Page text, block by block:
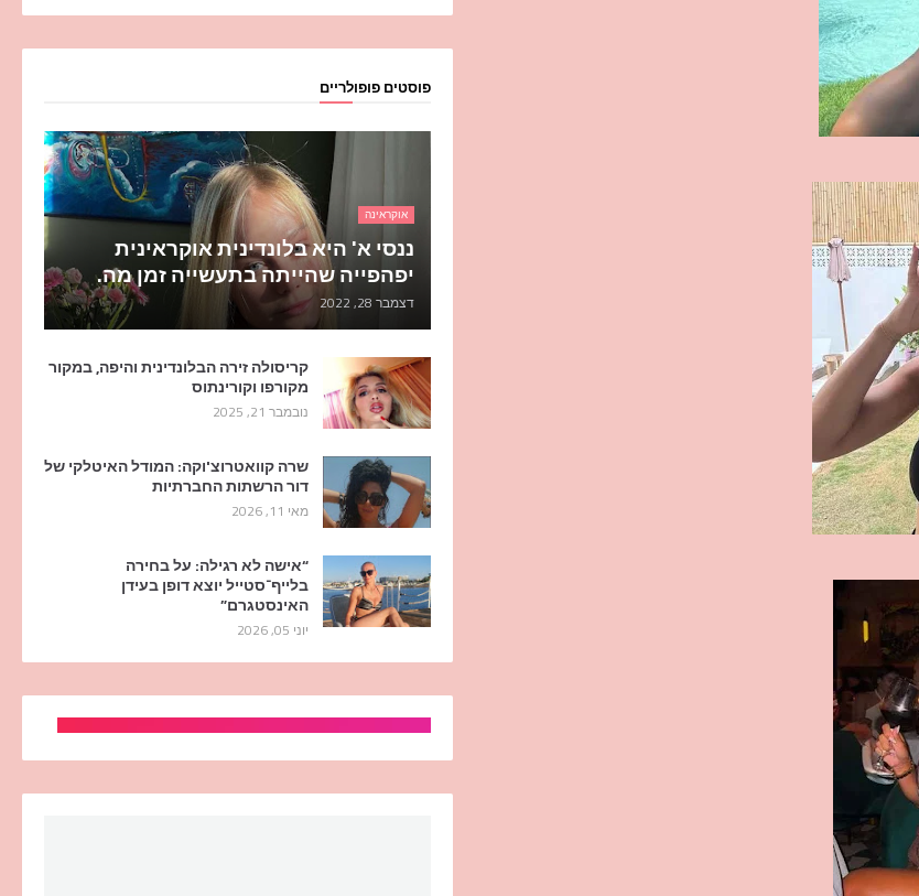
פוסטים פופולריים
אוקראינה
ננסי א' היא בלונדינית אוקראינית
יפהפייה שהייתה בתעשייה זמן מה.
דצמבר 28, 2022
קריסולה זירה הבלונדינית והיפה, במקור
מקורפו וקורינתוס
נובמבר 21, 2025
שרה קוואטרוצ'וקה: המודל האיטלקי של
דור הרשתות החברתיות
מאי 11, 2026
“אישה לא רגילה: על בחירה
בלייף־סטייל יוצא דופן בעידן
האינסטגרם”
יוני 05, 2026